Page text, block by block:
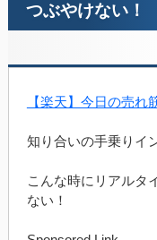
つぶやけない！
【楽天】今日の売れ
知り合いの手乗りイ
こんな時にリアルタ
ない！